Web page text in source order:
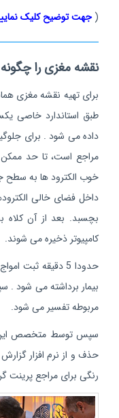
(جهت توضیح کلیک
نقشه مغزی را
طبق استاندارد خاصی
داده می شود . برای
مراجع است، تا حد
خوب الکترود ها به سطح
داخل فضای خالی
کامپیوتر ذخیره می شوند.
حدودا 5 دقیقه
بیمار برداشته می شود .
مربوطه تفسیر می شود.
حذف و از نرم افزار
رنگی برای مراجع پرینت